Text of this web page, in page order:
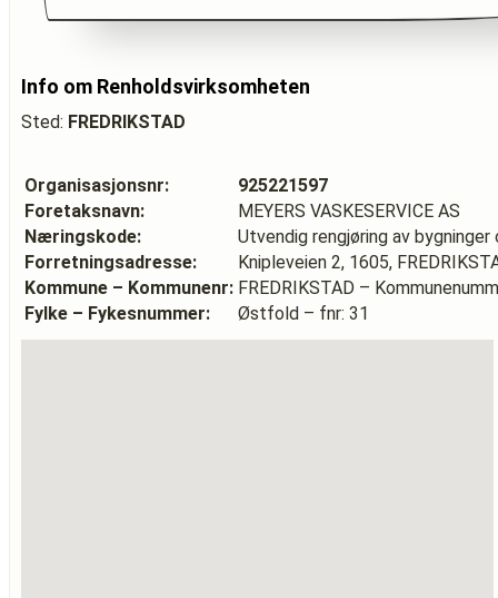
Info om Renholdsvirksomheten
Sted: FREDRIKSTAD
Organisasjonsnr:
925221597
Foretaksnavn:
MEYERS VASKESERVICE AS
Næringskode:
Utvendig rengjøring av
Forretningsadresse:
Knipleveien 2, 1605,
Kommune – Kommunenr: FREDRIKSTAD –
Fylke – Fykesnummer:
Østfold – fnr: 31